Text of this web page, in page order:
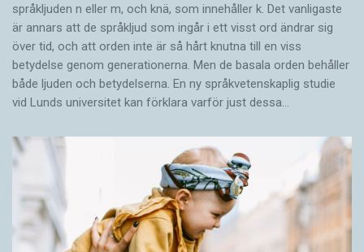
språkljuden n eller m, och knä, som innehåller k. Det vanligaste
är annars att de språkljud som ingår i ett visst ord ändrar sig
över tid, och att orden inte är så hårt knutna till en viss
betydelse genom generationerna. Men de basala orden behåller
både ljuden och betydelserna. En ny språkvetenskaplig studie
vid Lunds universitet kan förklara varför just dessa…